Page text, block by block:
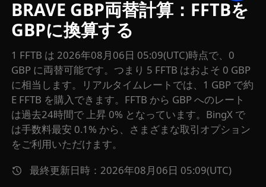
BRAVE GBP両替計算：FFTBを
GBPに換算する
1 FFTB は 2026年08月06日 05:09(UTC)時点で、0
GBP に両替可能です。つまり 5 FFTB はおよそ 0 GBP
に相当します。リアルタイムレートでは、1 GBP で約
E FFTB を購入できます。FFTB から GBP へのレート
は過去24時間で 上昇 0% となっています。BingX で
は手数料最安 0.1% から、さまざまな取引オプション
をご利用いただけます。
最終更新日時：2026年08月06日 05:09(UTC)